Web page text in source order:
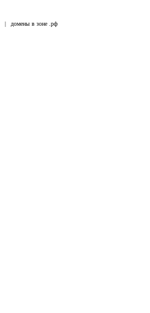
| домены в зоне .рф